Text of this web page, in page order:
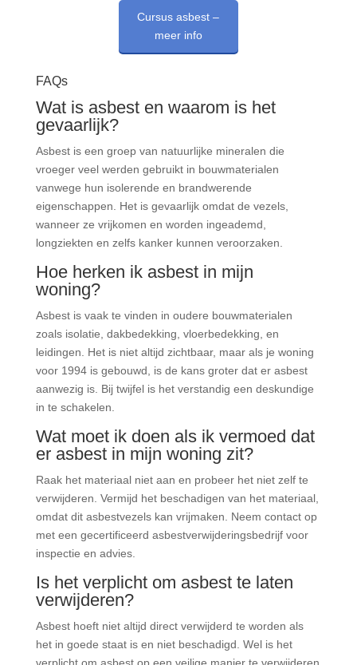
Cursus asbest –
meer info
FAQs
Wat is asbest en waarom is het
gevaarlijk?
Asbest is een groep van natuurlijke mineralen die
vroeger veel werden gebruikt in bouwmaterialen
vanwege hun isolerende en brandwerende
eigenschappen. Het is gevaarlijk omdat de vezels,
wanneer ze vrijkomen en worden ingeademd,
longziekten en zelfs kanker kunnen veroorzaken.
Hoe herken ik asbest in mijn
woning?
Asbest is vaak te vinden in oudere bouwmaterialen
zoals isolatie, dakbedekking, vloerbedekking, en
leidingen. Het is niet altijd zichtbaar, maar als je woning
voor 1994 is gebouwd, is de kans groter dat er asbest
aanwezig is. Bij twijfel is het verstandig een deskundige
in te schakelen.
Wat moet ik doen als ik vermoed dat
er asbest in mijn woning zit?
Raak het materiaal niet aan en probeer het niet zelf te
verwijderen. Vermijd het beschadigen van het materiaal,
omdat dit asbestvezels kan vrijmaken. Neem contact op
met een gecertificeerd asbestverwijderingsbedrijf voor
inspectie en advies.
Is het verplicht om asbest te laten
verwijderen?
Asbest hoeft niet altijd direct verwijderd te worden als
het in goede staat is en niet beschadigd. Wel is het